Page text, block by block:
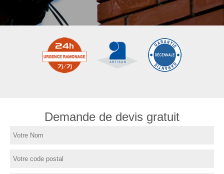
Demande de devis gratuit